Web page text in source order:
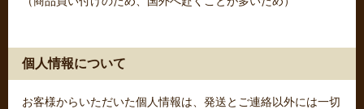
個人情報について
お客様からいただいた個人情報は、発送とご連絡以外には一切